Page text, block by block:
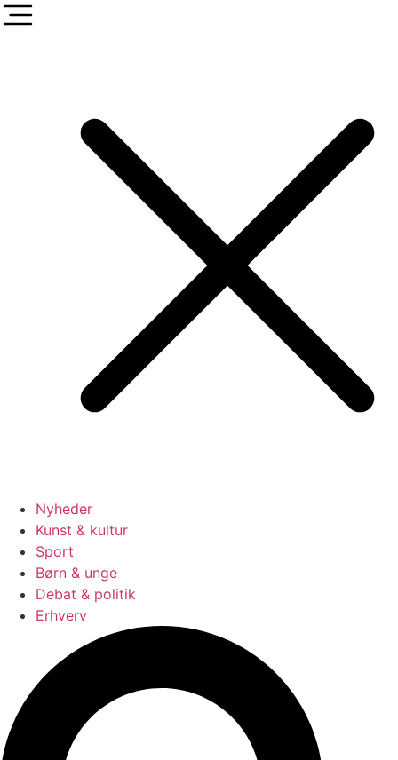
Nyheder
Kunst & kultur
Sport
Børn & unge
Debat & politik
Erhverv